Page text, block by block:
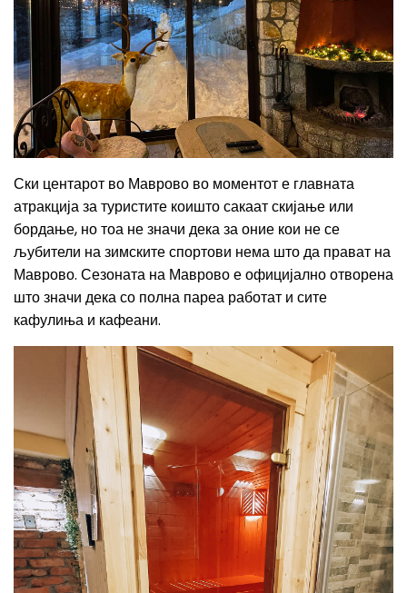
Ски центарот во Маврово во моментот е главната
атракција за туристите коишто сакаат скијање или
бордање, но тоа не значи дека за оние кои не се
љубители на зимските спортови нема што да прават на
Маврово. Сезоната на Маврово е официјално отворена
што значи дека со полна пареа работат и сите
кафулиња и кафеани.